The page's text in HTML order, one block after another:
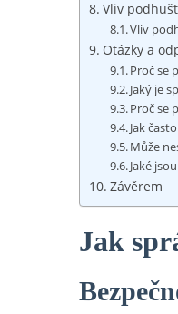
Vliv
Vliv
Otázky a
Proč se
Jaký je
Proč se
Jak
Může
Jaké
Závěrem
Jak